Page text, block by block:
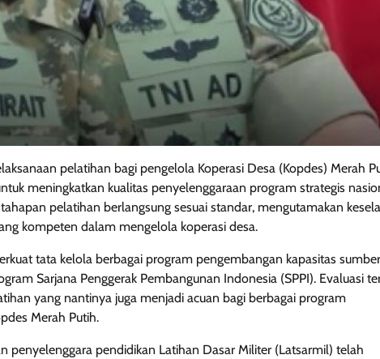
pelatihan bagi pengelola Koperasi Desa (Kopdes) Merah
meningkatkan kualitas penyelenggaraan program strategis
pelatihan berlangsung sesuai standar, mengutamakan
kompeten dalam mengelola koperasi desa.
tata kelola berbagai program pengembangan kapasitas
Sarjana Penggerak Pembangunan Indonesia (SPPI). Evaluasi
yang nantinya juga menjadi acuan bagi berbagai program
Merah Putih.
penyelenggara pendidikan Latihan Dasar Militer (Latsarmil) telah